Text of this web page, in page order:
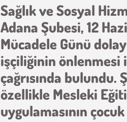
Sağlık ve Sosyal
Adana Şubesi, 12
Mücadele Günü
işçiliğinin önlenmesi
çağrısında bulundu.
özellikle Mesleki
uygulamasının